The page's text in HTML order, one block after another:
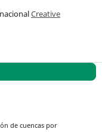
Creative
de cuencas por